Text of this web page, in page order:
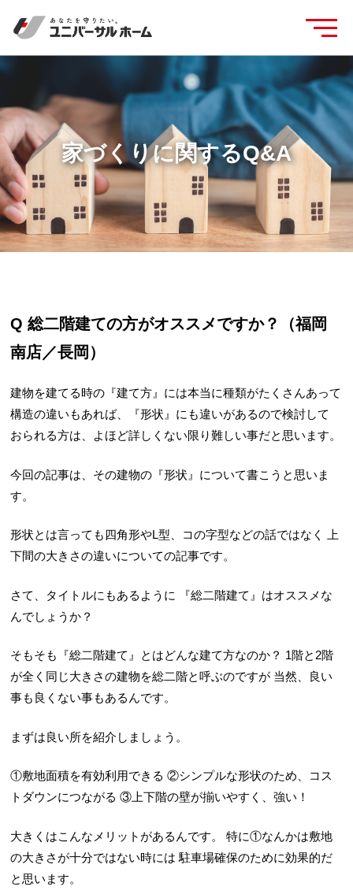
家づくりに関するQ&A
Q 総二階建ての方がオススメですか？（福岡
南店／長岡）
建物を建てる時の『建て方』には本当に種類がたくさんあって
構造の違いもあれば、『形状』にも違いがあるので検討して
おられる方は、よほど詳しくない限り難しい事だと思います。
今回の記事は、その建物の『形状』について書こうと思いま
す。
形状とは言っても四角形やL型、コの字型などの話ではなく 上
下間の大きさの違いについての記事です。
さて、タイトルにもあるように
『総二階建て』はオススメな
んでしょうか？
そもそも『総二階建て』とはどんな建て方なのか？ 1階と2階
が全く同じ大きさの建物を総二階と呼ぶのですが 当然、良い
事も良くない事もあるんです。
まずは良い所を紹介しましょう。
①敷地面積を有効利用できる ②シンプルな形状のため、コス
トダウンにつながる ③上下階の壁が揃いやすく、強い！
大きくはこんなメリットがあるんです。
特に①なんかは敷地
の大きさが十分ではない時には 駐車場確保のために効果的だ
と思います。